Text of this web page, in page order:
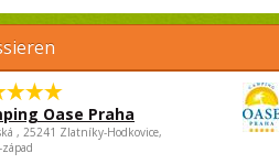
Oase Praha
, 25241 Zlatníky-Hodkovice,